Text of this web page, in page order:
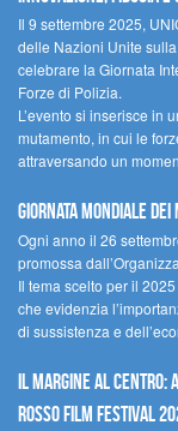
Il 9 settembre 2025,
delle Nazioni Unite
celebrare la Giornata
Forze di Polizia.
L’evento si inserisce in
mutamento, in cui le
attraversando un
Giornata Mondiale
Ogni anno il 26
promossa
Il tema scelto per il
che evidenzia
di sussistenza e
Il margine al centro:
Rosso Film Festival